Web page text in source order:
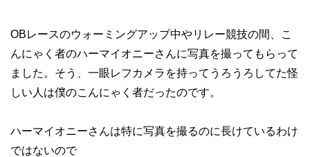
OBレースのウォーミングアップ中やリレー競技の間、こ
んにゃく者のハーマイオニーさんに写真を撮ってもらって
ました。そう、一眼レフカメラを持ってうろうろしてた怪
しい人は僕のこんにゃく者だったのです。
ハーマイオニーさんは特に写真を撮るのに長けているわけ
ではないので